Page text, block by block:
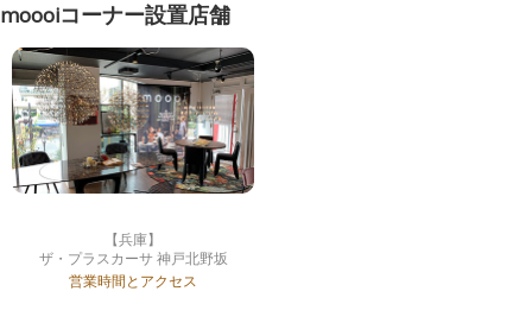
moooiコーナー設置店舗
【兵庫】
ザ・プラスカーサ 神戸北野坂
営業時間とアクセス